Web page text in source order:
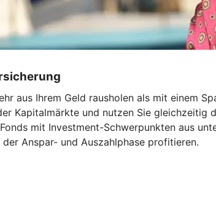
aus Ihrem Geld rausholen als mit einem
Kapitalmärkte und nutzen Sie
mit Investment-Schwerpunkten aus
Anspar- und Auszahlphase profitieren.